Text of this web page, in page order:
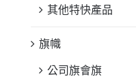
其他特快產品
旗幟
公司旗會旗